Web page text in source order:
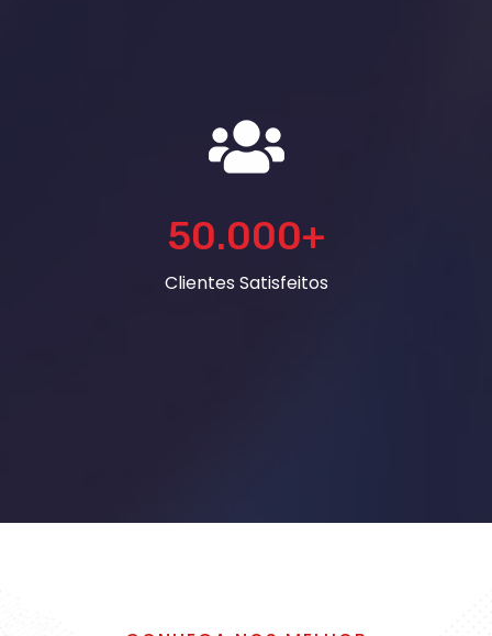
50.000+
Clientes Satisfeitos